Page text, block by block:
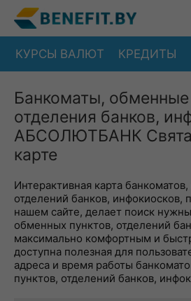
КУРСЫ ВАЛЮТ КРЕДИТЫ
Банкоматы,
отделения банков,
АБСОЛЮТБАНК
карте
Интерактивная карта
отделений банков, инфокиосков,
нашем сайте, делает поиск
обменных пунктов, отделений
максимально комфортным и
доступна полезная для
адреса и время работы
пунктов, отделений банков,